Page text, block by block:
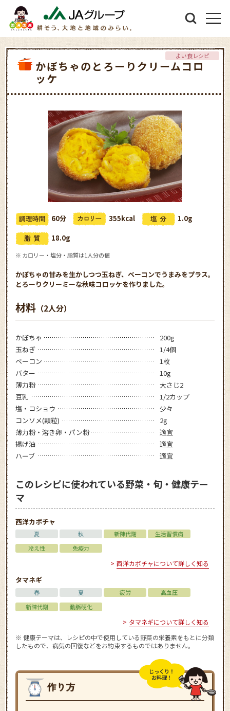
かぼちゃのとろーりクリームコロ
ッケ
よい食レシピ
60分 355kcal
1.0g
18.0g
※ カロリー・塩分・脂質は1人分の値
かぼちゃの甘みを生かしつつ玉ねぎ、ベーコンでうまみをプラス。
とろーりクリーミーな秋味コロッケを作りました。
材料 （2人分）
かぼちゃ
200g
玉ねぎ
1/4個
ベーコン
1枚
バター
10g
薄力粉
大さじ2
豆乳
1/2カップ
塩・コショウ
少々
コンソメ(顆粒)
2g
薄力粉・溶き卵・パン粉
適宜
揚げ油
適宜
ハーブ
適宜
このレシピに使われている野菜・旬・健康テー
マ
西洋カボチャ
夏 秋 新陳代謝
生活習慣病
冷え性
免疫力
西洋カボチャについて詳しく知る
タマネギ
春 夏 疲労
高血圧
新陳代謝
動脈硬化
タマネギについて詳しく知る
※ 健康テーマは、レシピの中で使用している野菜の栄養素をもとに分類
したもので、病気の回復などをお約束するものではありません。
じっくり！
お料理！